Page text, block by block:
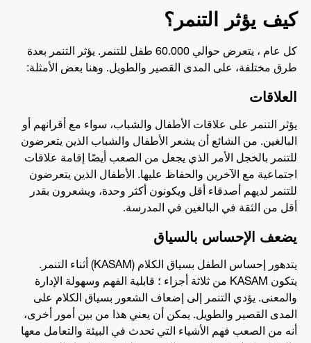
كيف يؤثر التنمر؟
كل عام ، يتعرض حوالي 60.000 طفل للتنمر. يؤثر التنمر بعدة
طرق مختلفة، على المدى القصير والطويل. وهنا بعض الأمثلة:
العلاقات
يؤثر التنمر على علاقات الأطفال والشباب، سواء مع أقرانهم أو
البالغين. من الشائع أن يشعر الأطفال والشباب الذين يتعرضون
للتنمر بالخجل الأمر الذي يجعل من الصعب أيضًا إقامة علاقات
اجتماعية مع الآخرين والحفاظ عليها. الأطفال الذين يتعرضون
للتنمر لديهم أصدقاء أقل ويكونون أكثر وحدة، ويشعرون بقدر
أقل من الثقة في البالغين في المدرسة.
يضعف الإحساس بالسياق
يتدهور إحساس الطفل بسياق الكلام (KASAM) أثناء التنمر.
يتكون KASAM من ثلاثة أجزاء ؛ قابلية الفهم وسهولة الإدارة
والمعنى. يؤدي التنمر إلى إضعاف الشعور بسياق الكلام على
المدى القصير والطويل. يمكن أن يعني هذا من بين أمور أخرى،
أنه من الصعب فهم الأشياء التي تحدث في البيئة والتعامل معها